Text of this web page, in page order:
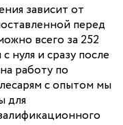
зависит от
перед
всего за 252
нуля и сразу после
работу по
с опытом мы
для